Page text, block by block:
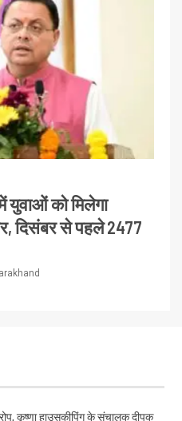
युवाओं को मिलेगा
दिसंबर से पहले 2477
कृष्णा हाउसकीपिंग के संचालक दीपक